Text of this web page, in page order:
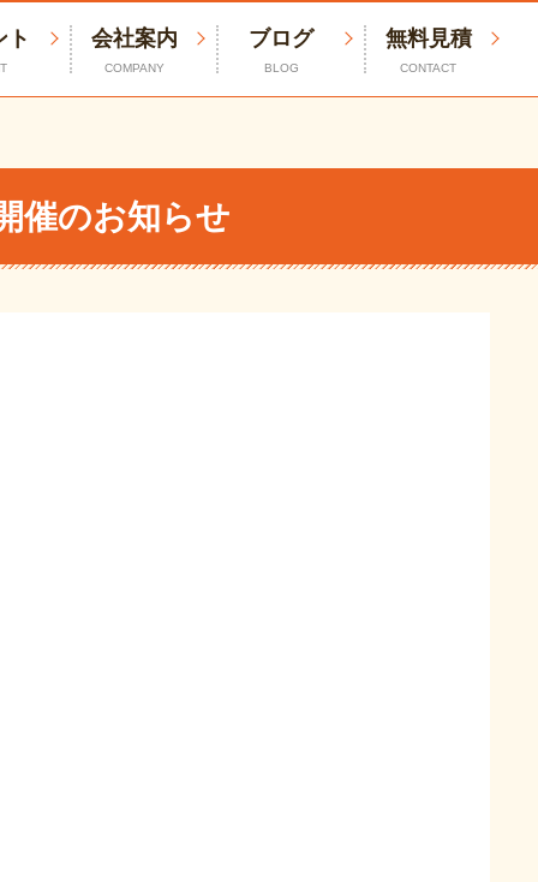
ト 会社案内
COMPANY
ブログ
BLOG
無料見積
CONTACT
催のお知らせ